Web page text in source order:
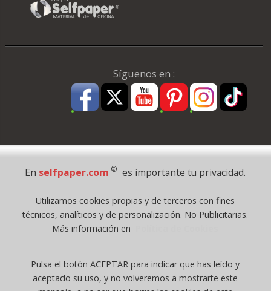
Síguenos en :
Pago Seguro
Todos los derechos reservados
©selfpaper.com, y las webs de ©gruposelfpaper.org están gestionadas, y
Registro Mercantil de Valencia ( España ) CEE:
Tomo 7263, Libro 4565, Folio 1, Sección 8, Hoja V-85203.
En selfpaper.com © es importante tu privacidad.
Utilizamos cookies propias y de terceros con fines
técnicos, analíticos y de personalización. No Publicitarias.
Más información en
Pulsa el botón ACEPTAR para indicar que has leído y
aceptado su uso, y no volveremos a mostrarte este